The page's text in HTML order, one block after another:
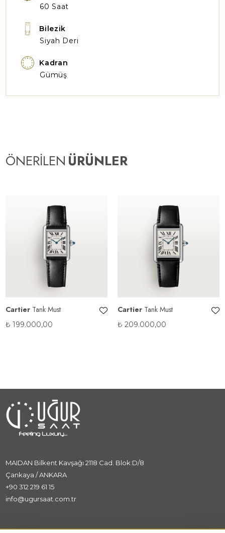
60 Saat
Bilezik
Siyah Deri
Kadran
Gümüş
ÖNERİLEN ÜRÜNLER
Cartier Tank Must
₺ 199.000,00
Cartier Tank Must
₺ 209.000,00
MAIDAN Bilkent Kavşağı 2118 Cad. Blok:D/8
Çankaya / ANKARA
+90 312 219 61 15
info@ugursaat.com.tr